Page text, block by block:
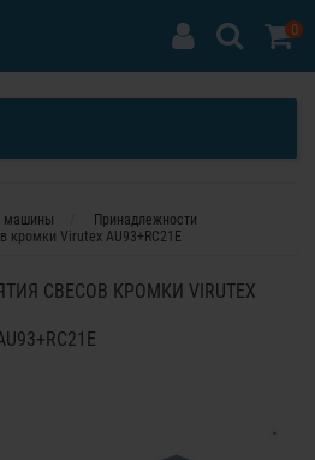
0
машины
Принадлежности
кромки Virutex AU93+RC21E
СВЕСОВ КРОМКИ VIRUTEX